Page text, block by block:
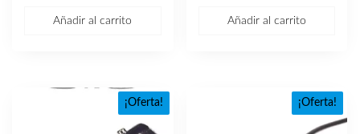
Añadir al carrito Añadir al carrito
¡Oferta! ¡Oferta!